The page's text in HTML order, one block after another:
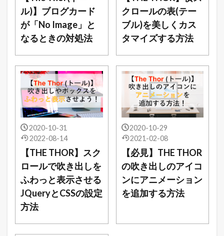
ル)】ブログカード
が「No Image」と
なるときの対処法
クロールの表(テー
ブル)を美しくカス
タマイズする方法
2020-10-31
2022-08-14
【THE THOR】スク
ロールで吹き出しを
ふわっと表示させる
JQueryとCSSの設定
方法
2020-10-29
2021-02-08
【必見】THE THOR
の吹き出しのアイコ
ンにアニメーション
を追加する方法